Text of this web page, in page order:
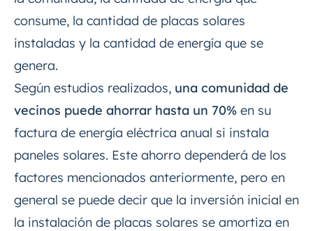
consume, la cantidad de placas solares
instaladas y la cantidad de energía que se
genera.
Según estudios realizados, una comunidad de
vecinos puede ahorrar hasta un 70% en su
factura de energía eléctrica anual si instala
paneles solares. Este ahorro dependerá de los
factores mencionados anteriormente, pero en
general se puede decir que la inversión inicial en
la instalación de placas solares se amortiza en